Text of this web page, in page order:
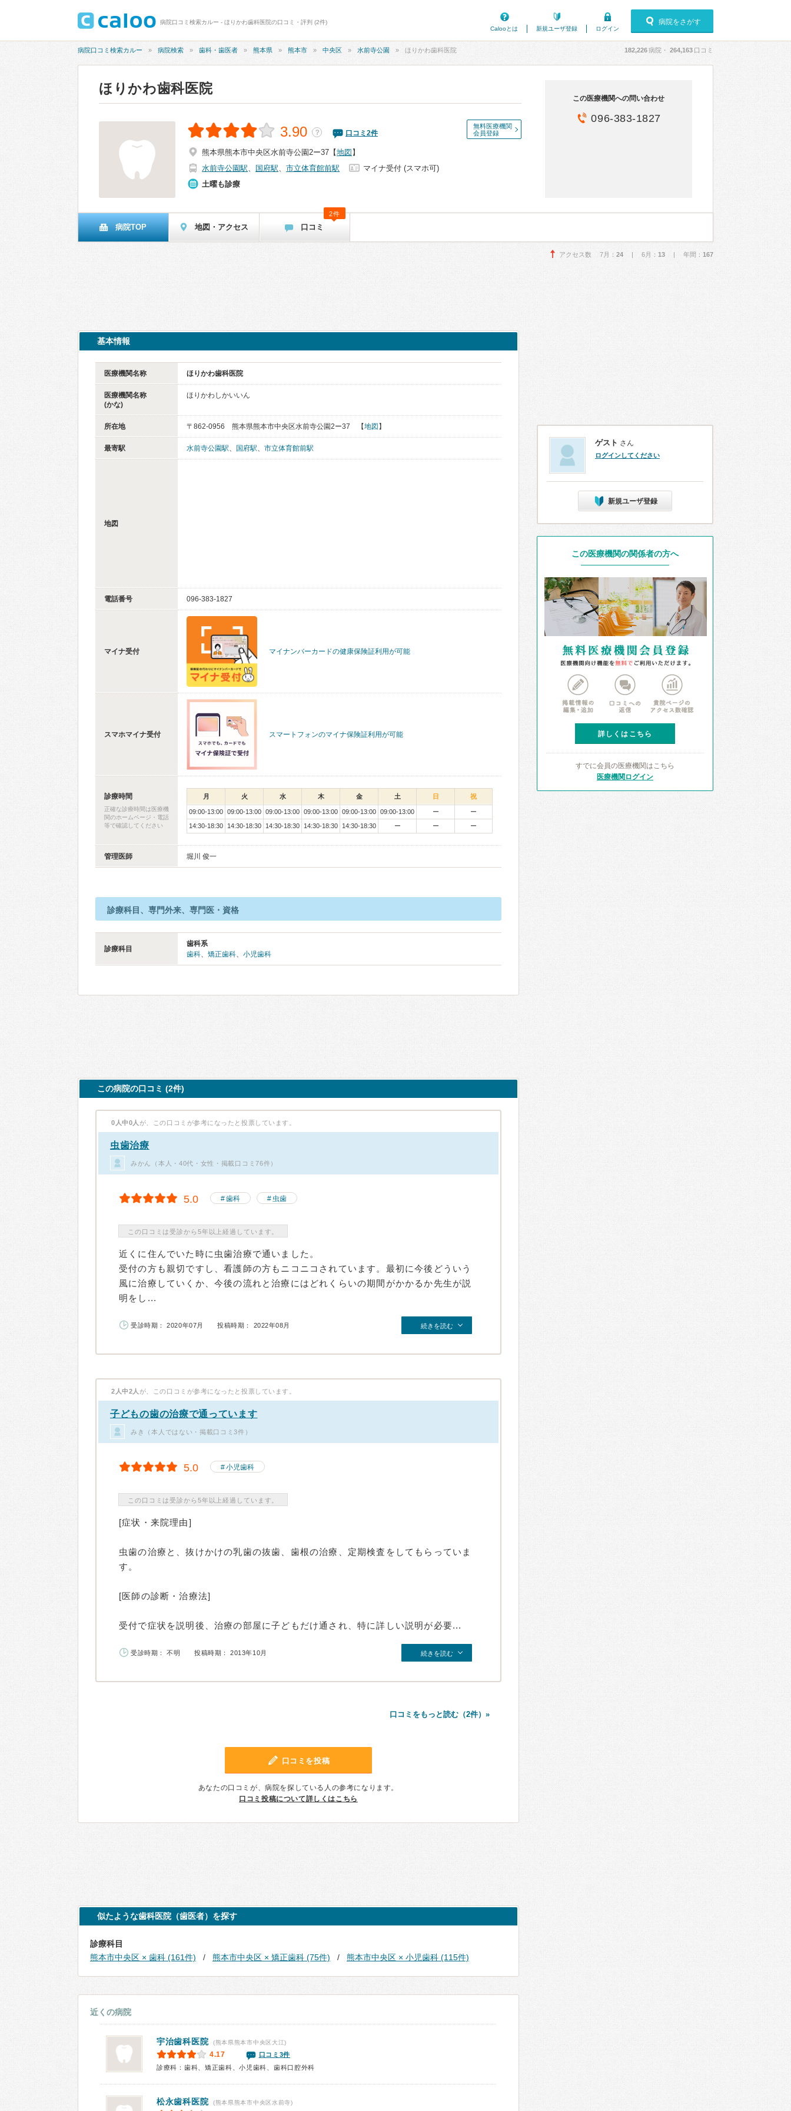
病院口コミ検索カルー - ほりかわ歯科医院の口コミ・評判 (2件)
Calooとは
新規ユーザ登録 ログイン
病院をさがす
病院口コミ検索カルー 病院検索 歯科・歯医者 熊本県 熊本市 中央区 水前寺公園 ほりかわ歯科医院 182,226病院・ 264,163 口コミ
ほりかわ歯科医院
無料医療機関
会員登録
3.90 ？ 口コミ 2件
熊本県熊本市中央区水前寺公園2ー37 【地図 】
水前寺公園駅、 国府駅、 市立体育館前駅
マイナ受付 (スマホ可)
土曜も診療
この医療機関への問い合わせ
096-383-1827
病院TOP 地図・アクセス 口コミ
2件
アクセス数 7月： 24 | 6月： 13 | 年間： 167
基本情報
医療機関名称 ほりかわ歯科医院
医療機関名称
(かな)
ほりかわしかいいん
所在地 〒862-0956 熊本県熊本市中央区水前寺公園2ー37 【地図 】
最寄駅 水前寺公園駅、 国府駅、 市立体育館前駅
地図
電話番号 096-383-1827
マイナ受付 マイナンバーカードの健康保険証利用が可能
スマホマイナ受付 スマートフォンのマイナ保険証利用が可能
診療時間
正確な診療時間は医療機
関のホームページ・電話
等で確認してください
月 火 水 木 金 土 日 祝
09:00-13:00 09:00-13:00 09:00-13:00 09:00-13:00 09:00-13:00 09:00-13:00 ー
ー
14:30-18:30
14:30-18:30 14:30-18:30 14:30-18:30 14:30-18:30 ー ー ー
管理医師 堀川 俊一
診療科目、専門外来、専門医・資格
診療科目
歯科系
歯科、 矯正歯科、 小児歯科
この病院の口コミ (2件)
0人中0人 が、この口コミが参考になったと投票しています。
虫歯治療
みかん（本人・40代・女性・掲載口コミ76件）
5.0 歯科 虫歯
この口コミは受診から5年以上経過しています。
近くに住んでいた時に虫歯治療で通いました。
受付の方も親切ですし、看護師の方もニコニコされています。最初に今後どういう
風に治療していくか、今後の流れと治療にはどれくらいの期間がかかるか先生が説
明をし...
受診時期： 2020年07月 投稿時期： 2022年08月 続きを読む
2人中2人 が、この口コミが参考になったと投票しています。
子どもの歯の治療で通っています
みき（本人ではない・掲載口コミ3件）
5.0 小児歯科
この口コミは受診から5年以上経過しています。
[症状・来院理由]
虫歯の治療と、抜けかけの乳歯の抜歯、歯根の治療、定期検査をしてもらっていま
す。
[医師の診断・治療法]
受付で症状を説明後、治療の部屋に子どもだけ通され、特に詳しい説明が必要...
受診時期： 不明 投稿時期： 2013年10月 続きを読む
口コミをもっと読む（2件）»
口コミを投稿
あなたの口コミが、病院を探している人の参考になります。
口コミ投稿について詳しくはこちら
似たような歯科医院（歯医者）を探す
診療科目
熊本市中央区 × 歯科 (161件)
熊本市中央区 × 矯正歯科 (75件) 熊本市中央区 × 小児歯科 (115件)
近くの病院
宇治歯科医院 (熊本県熊本市中央区大江)
4.17
口コミ3件
診療科：歯科、矯正歯科、小児歯科、歯科口腔外科
松永歯科医院 (熊本県熊本市中央区水前寺)
ゲスト さん
ログインしてください
新規ユーザ登録
この医療機関の関係者の方へ
詳しくはこちら
すでに会員の医療機関はこちら
医療機関ログイン